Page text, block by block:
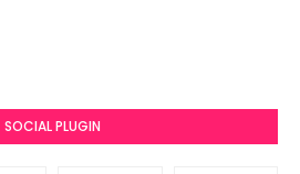
SOCIAL PLUGIN